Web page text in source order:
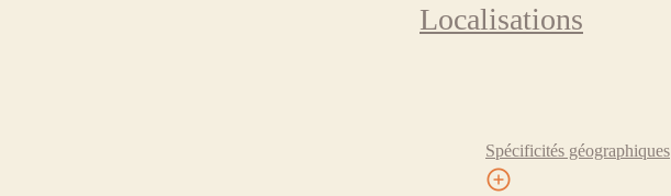
Localisations
Spécificités géographiques